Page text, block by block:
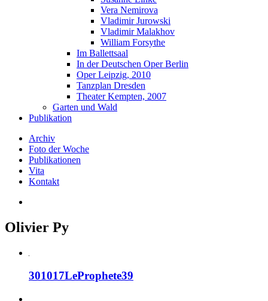
Vera Nemirova
Vladimir Jurowski
Vladimir Malakhov
William Forsythe
Im Ballettsaal
In der Deutschen Oper Berlin
Oper Leipzig, 2010
Tanzplan Dresden
Theater Kempten, 2007
Garten und Wald
Publikation
Archiv
Foto der Woche
Publikationen
Vita
Kontakt
Olivier Py
301017LeProphete39